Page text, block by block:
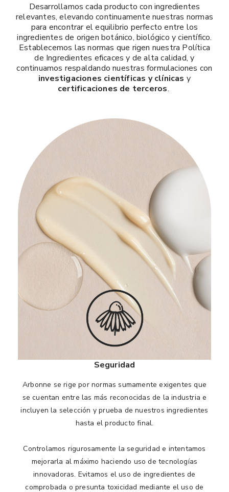
Desarrollamos cada producto con ingredientes
relevantes, elevando continuamente nuestras normas
para encontrar el equilibrio perfecto entre los
ingredientes de origen botánico, biológico y científico.
Establecemos las normas que rigen nuestra Política
de Ingredientes eficaces y de alta calidad, y
continuamos respaldando nuestras formulaciones con
investigaciones científicas y clínicas y
certificaciones de terceros.
Seguridad
Arbonne se rige por normas sumamente exigentes que
se cuentan entre las más reconocidas de la industria e
incluyen la selección y prueba de nuestros ingredientes
hasta el producto final.
Controlamos rigurosamente la seguridad e intentamos
mejorarla al máximo haciendo uso de tecnologías
innovadoras. Evitamos el uso de ingredientes de
comprobada o presunta toxicidad mediante el uso de